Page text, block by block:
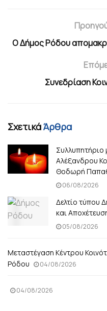
Ο Δήμος Ρόδου
Συνεδρίαση
ΣχετικάΆρθρα
Αλέξανδρου
Θοδωρή
06/08/2026
Δελτίο τύπου
και
05/08/2026
Μεταστέγαση Κέντρου
Ρόδου
04/08/2026
04/08/2026